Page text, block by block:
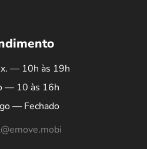
— 10h às 19h
— 10 às 16h
— Fechado